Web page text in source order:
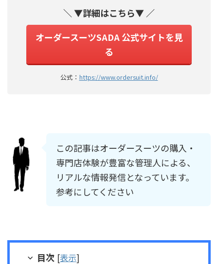
＼ ▼詳細はこちら▼ ／
オーダースーツSADA 公式サイトを見
る
公式： https://www.ordersuit.info/
この記事はオーダースーツの購入・
専門店体験が豊富な管理人による、
リアルな情報発信となっています。
参考にしてください
目次 [表示]